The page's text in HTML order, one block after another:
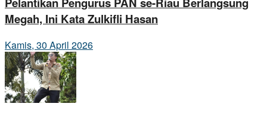
Megah, Ini Kata Zulkifli Hasan
Kamis, 30 April 2026